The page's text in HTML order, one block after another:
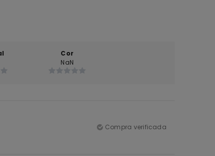
Cor
NaN
Compra verificada